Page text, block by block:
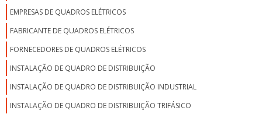
EMPRESAS DE QUADROS ELÉTRICOS
FABRICANTE DE QUADROS ELÉTRICOS
FORNECEDORES DE QUADROS ELÉTRICOS
INSTALAÇÃO DE QUADRO DE DISTRIBUIÇÃO
INSTALAÇÃO DE QUADRO DE DISTRIBUIÇÃO INDUSTRIAL
INSTALAÇÃO DE QUADRO DE DISTRIBUIÇÃO TRIFÁSICO